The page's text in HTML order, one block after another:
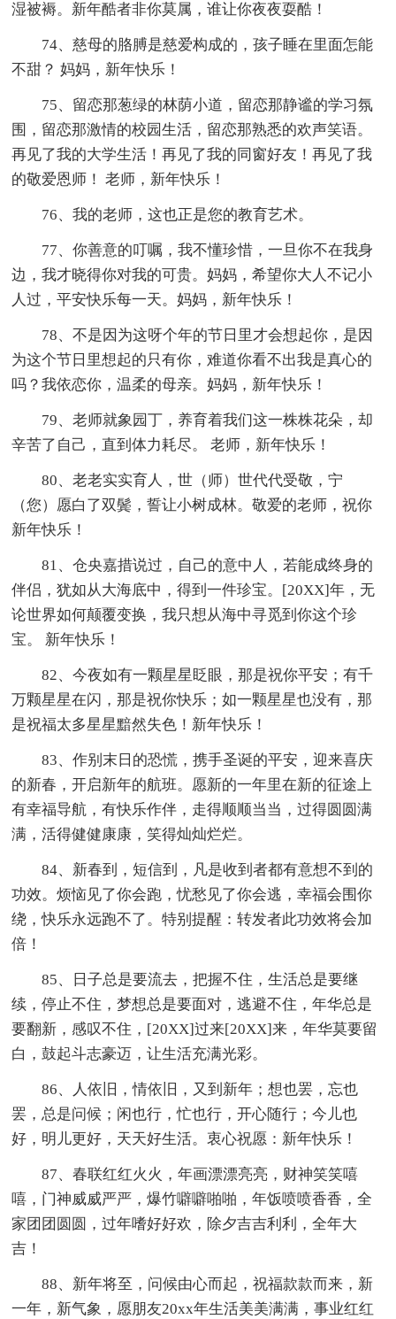
湿被褥。新年酷者非你莫属，谁让你夜夜耍酷！
74、慈母的胳膊是慈爱构成的，孩子睡在里面怎能
不甜？ 妈妈，新年快乐！
75、留恋那葱绿的林荫小道，留恋那静谧的学习氛
围，留恋那激情的校园生活，留恋那熟悉的欢声笑语。
再见了我的大学生活！再见了我的同窗好友！再见了我
的敬爱恩师！ 老师，新年快乐！
76、我的老师，这也正是您的教育艺术。
77、你善意的叮嘱，我不懂珍惜，一旦你不在我身
边，我才晓得你对我的可贵。妈妈，希望你大人不记小
人过，平安快乐每一天。妈妈，新年快乐！
78、不是因为这呀个年的节日里才会想起你，是因
为这个节日里想起的只有你，难道你看不出我是真心的
吗？我依恋你，温柔的母亲。妈妈，新年快乐！
79、老师就象园丁，养育着我们这一株株花朵，却
辛苦了自己，直到体力耗尽。 老师，新年快乐！
80、老老实实育人，世（师）世代代受敬，宁
（您）愿白了双鬓，誓让小树成林。敬爱的老师，祝你
新年快乐！
81、仓央嘉措说过，自己的意中人，若能成终身的
伴侣，犹如从大海底中，得到一件珍宝。[20XX]年，无
论世界如何颠覆变换，我只想从海中寻觅到你这个珍
宝。 新年快乐！
82、今夜如有一颗星星眨眼，那是祝你平安；有千
万颗星星在闪，那是祝你快乐；如一颗星星也没有，那
是祝福太多星星黯然失色！新年快乐！
83、作别末日的恐慌，携手圣诞的平安，迎来喜庆
的新春，开启新年的航班。愿新的一年里在新的征途上
有幸福导航，有快乐作伴，走得顺顺当当，过得圆圆满
满，活得健健康康，笑得灿灿烂烂。
84、新春到，短信到，凡是收到者都有意想不到的
功效。烦恼见了你会跑，忧愁见了你会逃，幸福会围你
绕，快乐永远跑不了。特别提醒：转发者此功效将会加
倍！
85、日子总是要流去，把握不住，生活总是要继
续，停止不住，梦想总是要面对，逃避不住，年华总是
要翻新，感叹不住，[20XX]过来[20XX]来，年华莫要留
白，鼓起斗志豪迈，让生活充满光彩。
86、人依旧，情依旧，又到新年；想也罢，忘也
罢，总是问候；闲也行，忙也行，开心随行；今儿也
好，明儿更好，天天好生活。衷心祝愿：新年快乐！
87、春联红红火火，年画漂漂亮亮，财神笑笑嘻
嘻，门神威威严严，爆竹噼噼啪啪，年饭喷喷香香，全
家团团圆圆，过年嗜好好欢，除夕吉吉利利，全年大
吉！
88、新年将至，问候由心而起，祝福款款而来，新
一年，新气象，愿朋友20xx年生活美美满满，事业红红